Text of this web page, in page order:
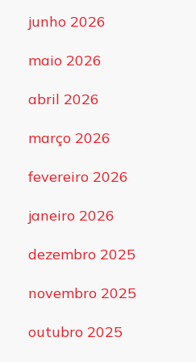
junho 2026
maio 2026
abril 2026
março 2026
fevereiro 2026
janeiro 2026
dezembro 2025
novembro 2025
outubro 2025